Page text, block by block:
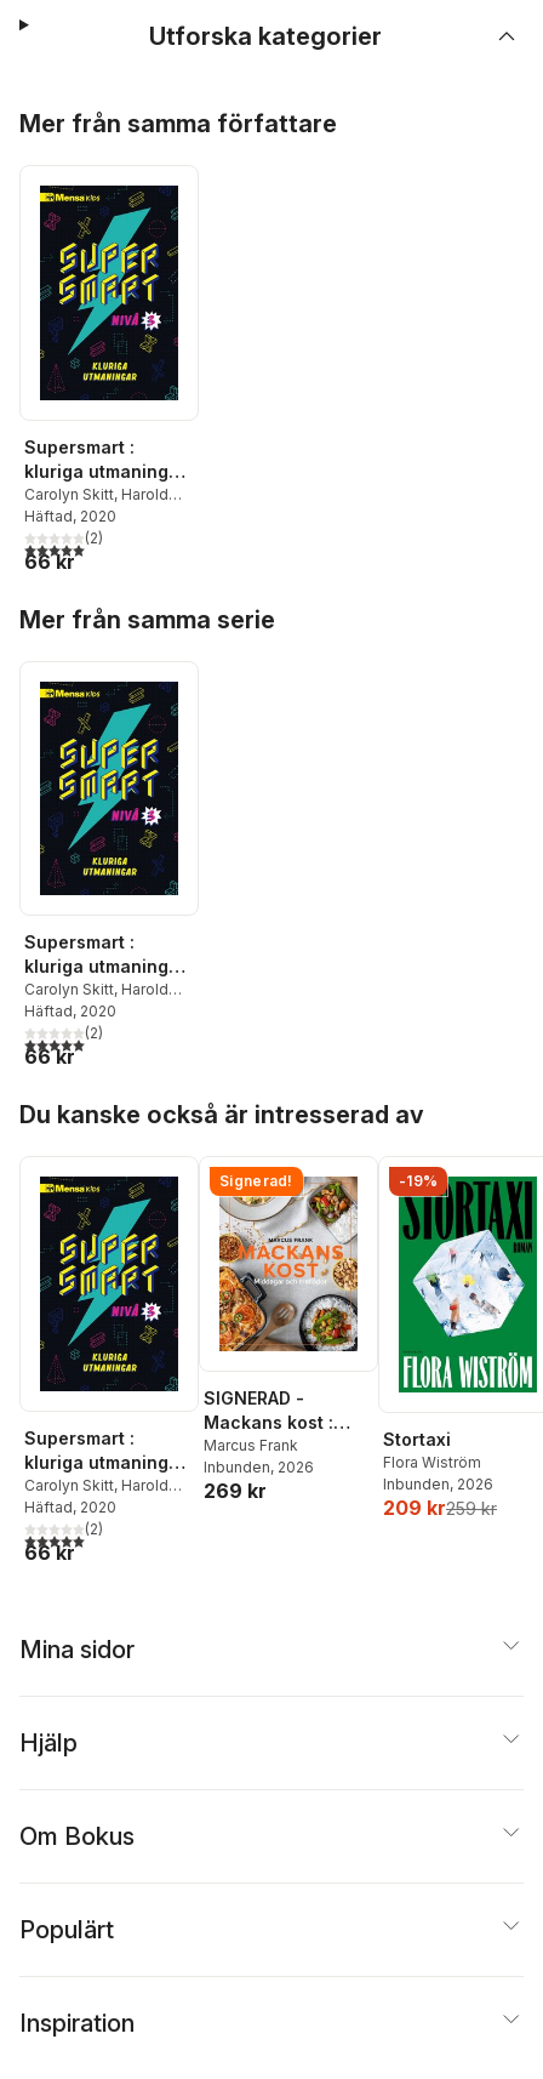
Utforska kategorier
Mer från samma författare
Supersmart :
kluriga utmaningar.
Nivå 3
Carolyn Skitt, Harold
Gale,Robert Allen
Häftad, 2020
5,0utav 5 stjärnor. Totalt antal röster:
(2)
66 kr
Mer från samma serie
Supersmart :
kluriga utmaningar.
Nivå 3
Carolyn Skitt, Harold
Gale,Robert Allen
Häftad, 2020
5,0utav 5 stjärnor. Totalt antal röster:
(2)
66 kr
Du kanske också är intresserad av
Supersmart :
kluriga utmaningar.
Nivå 3
Carolyn Skitt, Harold
Gale,Robert Allen
Häftad, 2020
5,0utav 5 stjärnor. Totalt antal röster:
(2)
66 kr
Signerad!
SIGNERAD -
Mackans kost :
Middagar och
matlådor
Marcus Frank
Inbunden, 2026
269 kr
-19%
Stortaxi
Flora Wiström
Inbunden, 2026
209 kr259 kr
Mina sidor
Hjälp
Om Bokus
Populärt
Inspiration